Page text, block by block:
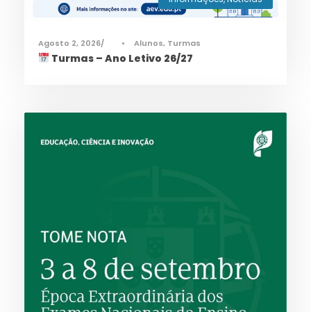
Agosto 2, 2026 • Alunos, Turmas
Turmas – Ano Letivo 26/27